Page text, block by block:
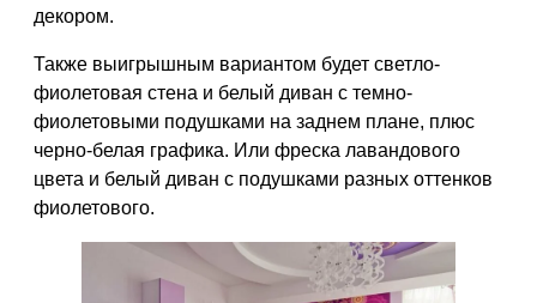
декором.
Также выигрышным вариантом будет светло-
фиолетовая стена и белый диван с темно-
фиолетовыми подушками на заднем плане, плюс
черно-белая графика. Или фреска лавандового
цвета и белый диван с подушками разных оттенков
фиолетового.